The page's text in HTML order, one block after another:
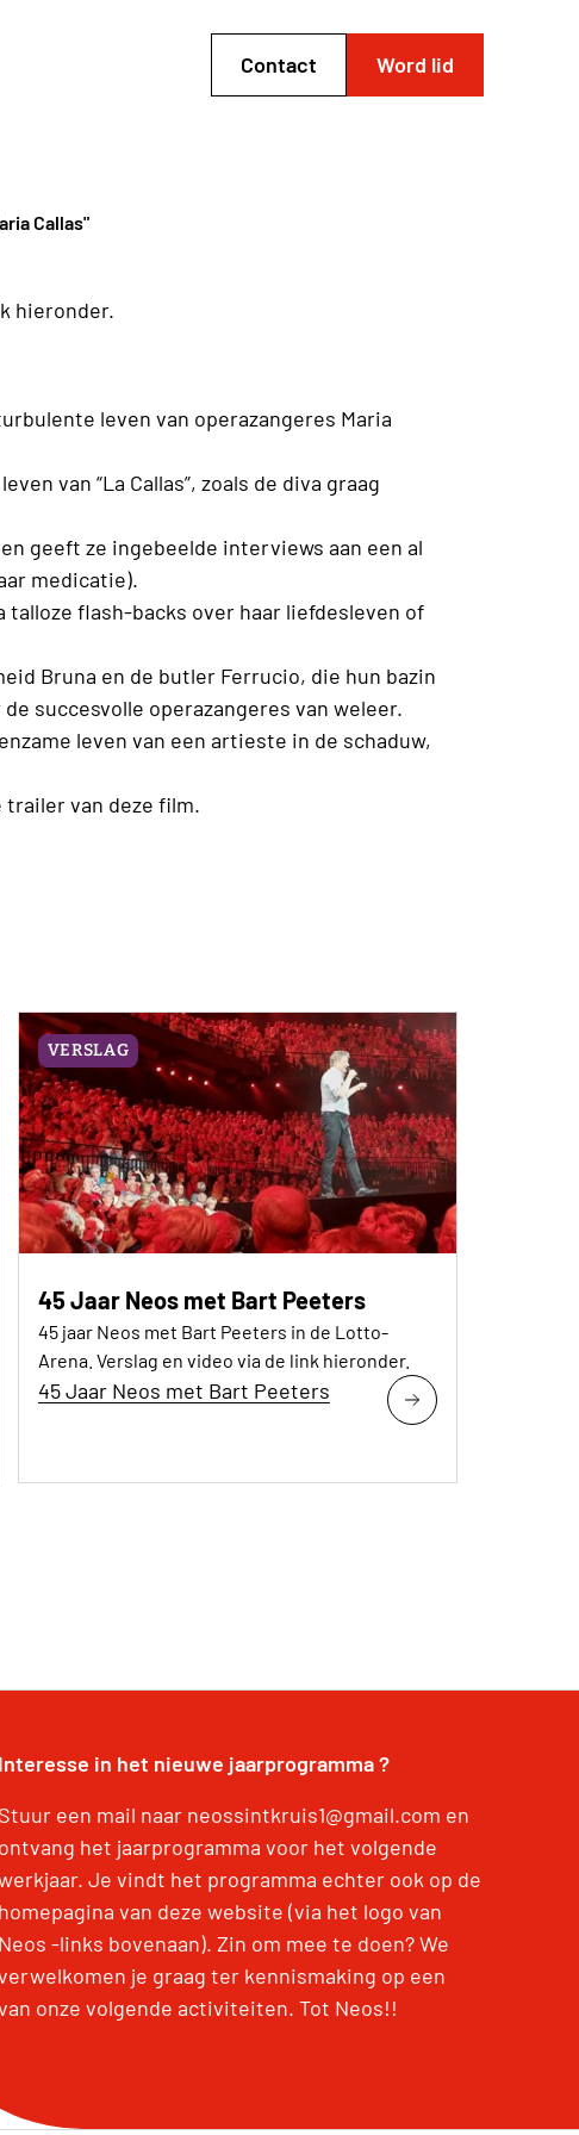
Contact Word lid
Callas"
hieronder.
leven van operazangeres Maria
van “La Callas”, zoals de diva graag
geeft ze ingebeelde interviews aan een al
medicatie).
flash-backs over haar liefdesleven of
Bruna en de butler Ferrucio, die hun bazin
succesvolle operazangeres van weleer.
leven van een artieste in de schaduw,
trailer van deze film.
VERSLAG
45 Jaar Neos met Bart Peeters
45 jaar Neos met Bart Peeters in de Lotto-
Arena. Verslag en video via de link hieronder.
45 Jaar Neos met Bart Peeters
Interesse in het nieuwe jaarprogramma ?
Stuur een mail naar neossintkruis1@gmail.com en
ontvang het jaarprogramma voor het volgende
Je vindt het programma echter ook op de
homepagina van deze website (via het logo van
Neos -links bovenaan). Zin om mee te doen? We
je graag ter kennismaking op een
onze volgende activiteiten. Tot Neos!!